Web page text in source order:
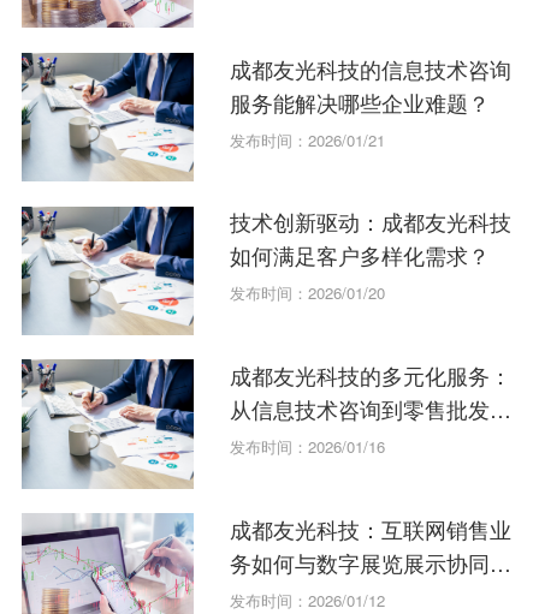
成都友光科技的信息技术咨询
服务能解决哪些企业难题？
发布时间：2026/01/21
技术创新驱动：成都友光科技
如何满足客户多样化需求？
发布时间：2026/01/20
成都友光科技的多元化服务：
从信息技术咨询到零售批发的
全方位解析
发布时间：2026/01/16
成都友光科技：互联网销售业
务如何与数字展览展示协同发
展？
发布时间：2026/01/12